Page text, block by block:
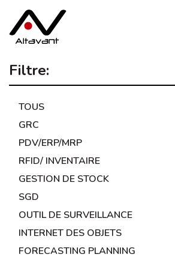
Filtre:
TOUS
GRC
PDV/ERP/MRP
RFID/ INVENTAIRE
GESTION DE STOCK
SGD
OUTIL DE SURVEILLANCE
INTERNET DES OBJETS
FORECASTING PLANNING